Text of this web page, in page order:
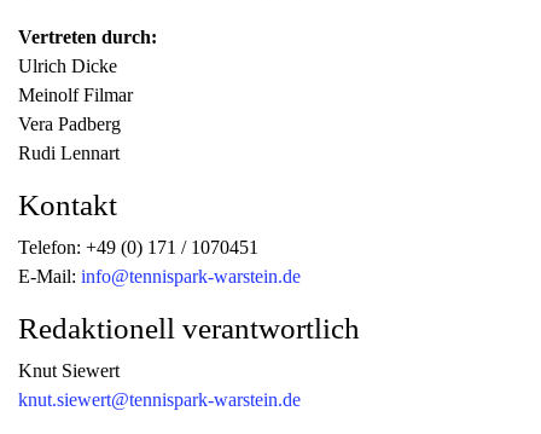
Vertreten durch:
Ulrich Dicke
Meinolf Filmar
Vera Padberg
Rudi Lennart
Kontakt
Telefon: +49 (0) 171 / 1070451
E-Mail: info@tennispark-warstein.de
Redaktionell verantwortlich
Knut Siewert
knut.siewert@tennispark-warstein.de